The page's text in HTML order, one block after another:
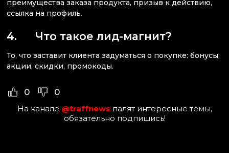
преимущества заказа продукта, призыв к действию,
ссылка на профиль.
4. Что такое лид-магнит?
То, что заставит клиента задуматься о покупке: бонусы,
акции, скидки, промокоды.
0 0
На канале @traffnews палят интересные темы,
обязательно подпишись!